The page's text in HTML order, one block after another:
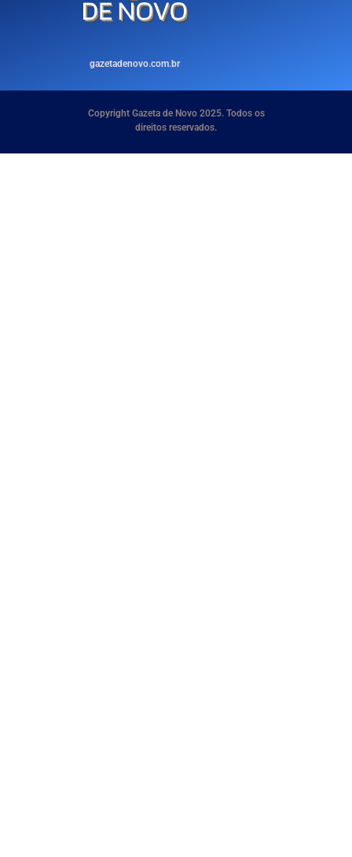
gazetadenovo.com.br
Copyright Gazeta de Novo 2025. Todos os
direitos reservados.